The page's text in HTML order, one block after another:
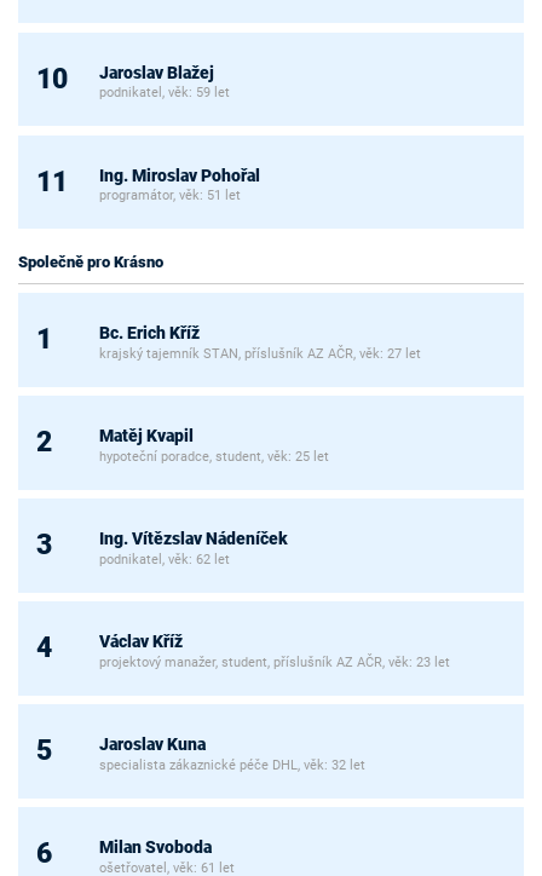
10 Jaroslav Blažej
podnikatel, věk: 59 let
11 Ing. Miroslav Pohořal
programátor, věk: 51 let
Společně pro Krásno
1 Bc. Erich Kříž
krajský tajemník STAN, příslušník AZ AČR, věk: 27 let
2 Matěj Kvapil
hypoteční poradce, student, věk: 25 let
3 Ing. Vítězslav Nádeníček
podnikatel, věk: 62 let
4 Václav Kříž
projektový manažer, student, příslušník AZ AČR, věk: 23 let
5 Jaroslav Kuna
specialista zákaznické péče DHL, věk: 32 let
6 Milan Svoboda
ošetřovatel, věk: 61 let